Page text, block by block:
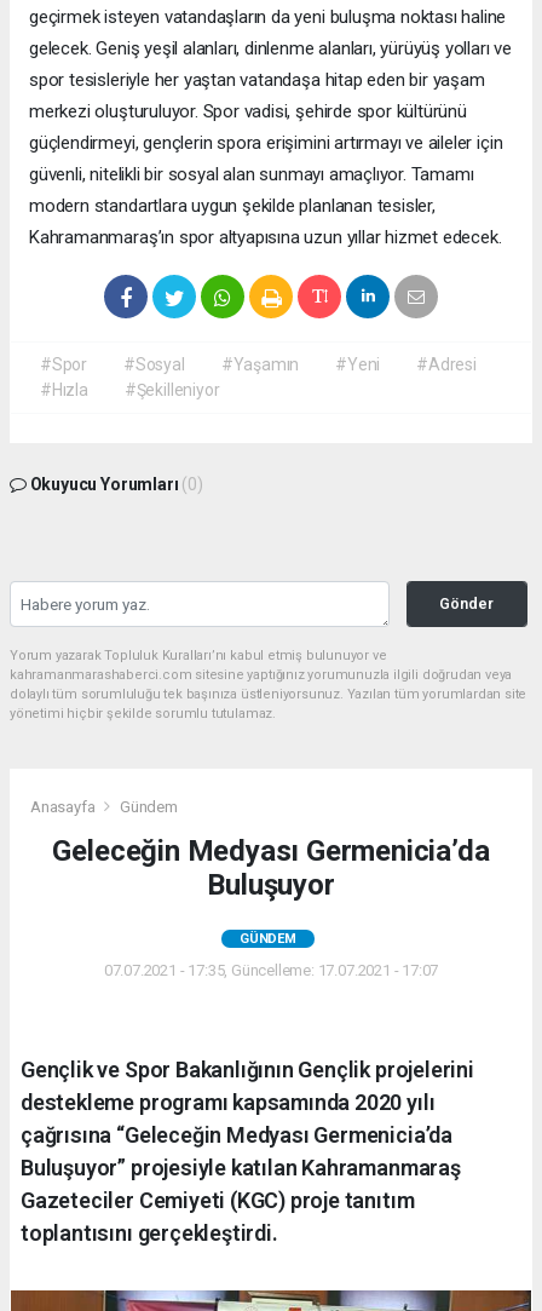
geçirmek isteyen vatandaşların da yeni buluşma noktası haline
gelecek. Geniş yeşil alanları, dinlenme alanları, yürüyüş yolları ve
spor tesisleriyle her yaştan vatandaşa hitap eden bir yaşam
merkezi oluşturuluyor. Spor vadisi, şehirde spor kültürünü
güçlendirmeyi, gençlerin spora erişimini artırmayı ve aileler için
güvenli, nitelikli bir sosyal alan sunmayı amaçlıyor. Tamamı
modern standartlara uygun şekilde planlanan tesisler,
Kahramanmaraş’ın spor altyapısına uzun yıllar hizmet edecek.
#Spor #Sosyal #Yaşamın #Yeni
#Adresi
#Hızla
#Şekilleniyor
Okuyucu Yorumları (0)
Gönder
Yorum yazarak Topluluk Kuralları’nı kabul etmiş bulunuyor ve
kahramanmarashaberci.com sitesine yaptığınız yorumunuzla ilgili doğrudan veya
dolaylı tüm sorumluluğu tek başınıza üstleniyorsunuz. Yazılan tüm yorumlardan site
yönetimi hiçbir şekilde sorumlu tutulamaz.
Anasayfa Gündem
Geleceğin Medyası Germenicia’da
Buluşuyor
GÜNDEM
07.07.2021 - 17:35, Güncelleme: 17.07.2021 - 17:07
Gençlik ve Spor Bakanlığının Gençlik projelerini
destekleme programı kapsamında 2020 yılı
çağrısına “Geleceğin Medyası Germenicia’da
Buluşuyor” projesiyle katılan Kahramanmaraş
Gazeteciler Cemiyeti (KGC) proje tanıtım
toplantısını gerçekleştirdi.